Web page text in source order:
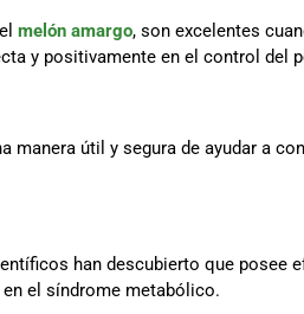
melón amargo, son excelentes
y positivamente en el control del
manera útil y segura de ayudar a
han descubierto que posee
el síndrome metabólico.